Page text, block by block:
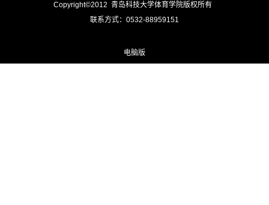
Copyright©2012 青岛科技大学体育学院版权所有
联系方式：0532-88959151
电脑版